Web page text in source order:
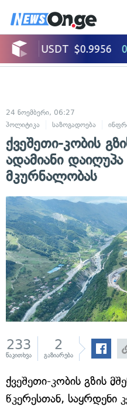
24 ნოემბერი, 06:27
პოლიტიკა
საზოგადოება
ქვეშეთი-კობის
ადამიანი
მკურნალობას
233
წაკითხვა
2
გაზიარება
ქვეშეთი-კობის გზის
წკერესთან, საყრდენი